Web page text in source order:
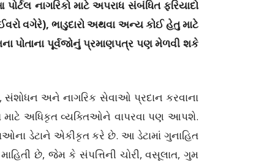
નાગરિકો માટે અપરાધ સંબંધિત ફરિયાદો
વગેરે), ભાડુદારો અથવા અન્ય કોઈ હેતુ માટે
પોતાના પૂર્વજોનું પ્રમાણપત્ર પણ મેળવી શકે
સંશોધન અને નાગરિક સેવાઓ પ્રદાન કરવાના
માટે અધિકૃત વ્યક્તિઓને વાપરવા પણ આપશે.
ડેટાને એકીકૃત કરે છે. આ ડેટામાં ગુનાહિત
છે, જેમ કે સંપત્તિની ચોરી, વસૂલાત, ગુમ